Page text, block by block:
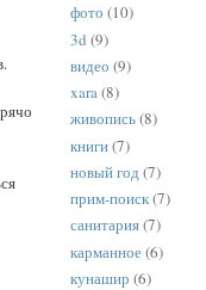
фото (10)
3d (9)
видео (9)
xara(8)
живопись(8)
книги(7)
новый год (7)
прим-поиск(7)
санитария(7)
карманное(6)
кунашир (6)